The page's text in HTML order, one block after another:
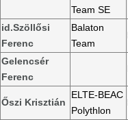
Team SE
id.Szöllősi
Ferenc
Balaton
Team
Gelencsér
Ferenc
Őszi Krisztián
ELTE-BEAC
Polythlon